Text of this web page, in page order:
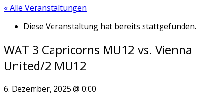
« Alle Veranstaltungen
Diese Veranstaltung hat bereits stattgefunden.
WAT 3 Capricorns MU12 vs. Vienna
United/2 MU12
6. Dezember, 2025 @ 0:00